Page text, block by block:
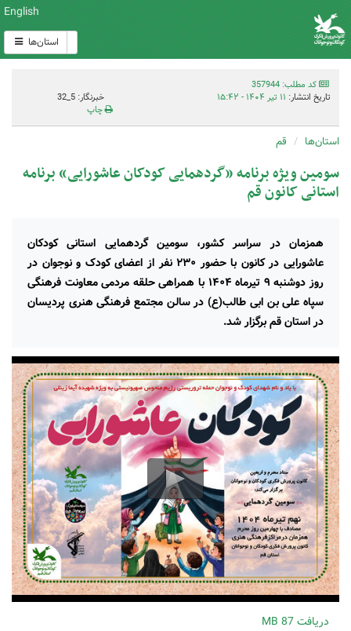
English
استان‌ها
کد مطلب: 357944
تاریخ انتشار: ۱۱ تیر ۱۴۰۴ - ۱۵:۴۲
خبرنگار: 5_32
چاپ
استان‌ها قم
سومین ویژه برنامه «گردهمایی کودکان عاشورایی» برنامه
استانی کانون قم
همزمان در سراسر کشور، سومین گردهمایی استانی کودکان
عاشورایی در کانون با حضور ۲۳۰ نفر از اعضای کودک و نوجوان در
روز دوشنبه ۹ تیرماه ۱۴۰۴ با همراهی حلقه مردمی معاونت فرهنگی
سپاه علی بن ابی طالب(ع) در سالن مجتمع فرهنگی هنری پردیسان
در استان قم برگزار شد.
دریافت87 MB